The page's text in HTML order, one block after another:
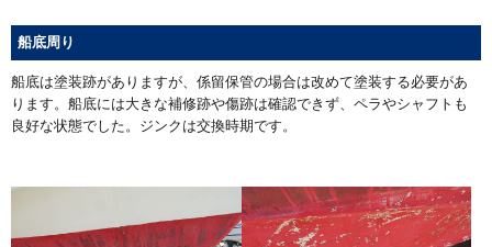
船底周り
船底は塗装跡がありますが、係留保管の場合は改めて塗装する必要があ
ります。船底には大きな補修跡や傷跡は確認できず、ペラやシャフトも
良好な状態でした。ジンクは交換時期です。